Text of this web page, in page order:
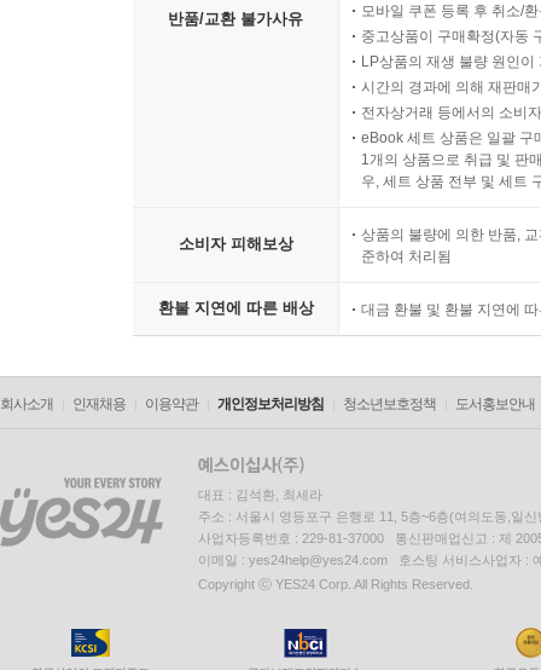
반품/교환 불가사유
모바일 쿠폰 등록 후 취소/
중고상품이 구매확정(자동
LP상품의 재생 불량 원인
시간의 경과에 의해 재판매
전자상거래 등에서의 소비
eBook 세트 상품은 일괄 구
1개의 상품으로 취급 및 판
우, 세트 상품 전부 및 세트
소비자 피해보상
상품의 불량에 의한 반품,
준하여 처리됨
환불 지연에 따른 배상 대금 환불 및 환불 지연에
회사소개 인재채용 이용약관 개인정보처리방침 청소년보호정책 도서홍보안내
대표 : 김석환, 최세라
주소 : 서울시 영등포구 은행로 11, 5층~6층(여의도동,일신
사업자등록번호 : 229-81-37000 통신판매업신고 : 제
이메일 : yes24help@yes24.com 호스팅 서비스사업자 :
Copyright ⓒ YES24 Corp. All Rights Reserved.